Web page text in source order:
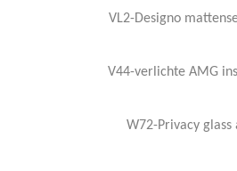
VL2-Designo
V44-verlichte AMG
W72-Privacy glass